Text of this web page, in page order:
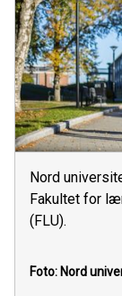
Nord
Fakultet for
(FLU).
Foto: Nord